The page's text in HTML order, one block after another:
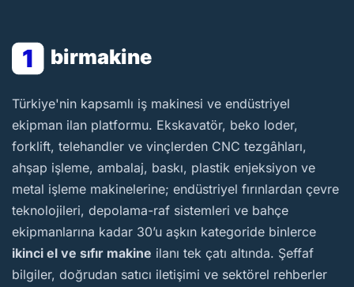
1 birmakine
BirMakine
Türkiye'nin kapsamlı iş makinesi ve endüstriyel
ekipman ilan platformu. Ekskavatör, beko loder,
forklift, telehandler ve vinçlerden CNC tezgâhları,
ahşap işleme, ambalaj, baskı, plastik enjeksiyon ve
metal işleme makinelerine; endüstriyel fırınlardan çevre
teknolojileri, depolama-raf sistemleri ve bahçe
ekipmanlarına kadar 30’u aşkın kategoride binlerce
ikinci el ve sıfır makine ilanı tek çatı altında. Şeffaf
bilgiler, doğrudan satıcı iletişimi ve sektörel rehberler